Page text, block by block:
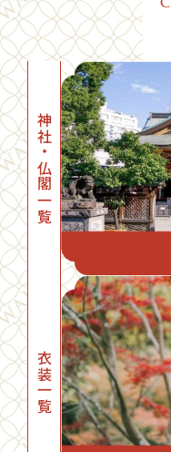
神社・仏閣一覧
衣装一覧